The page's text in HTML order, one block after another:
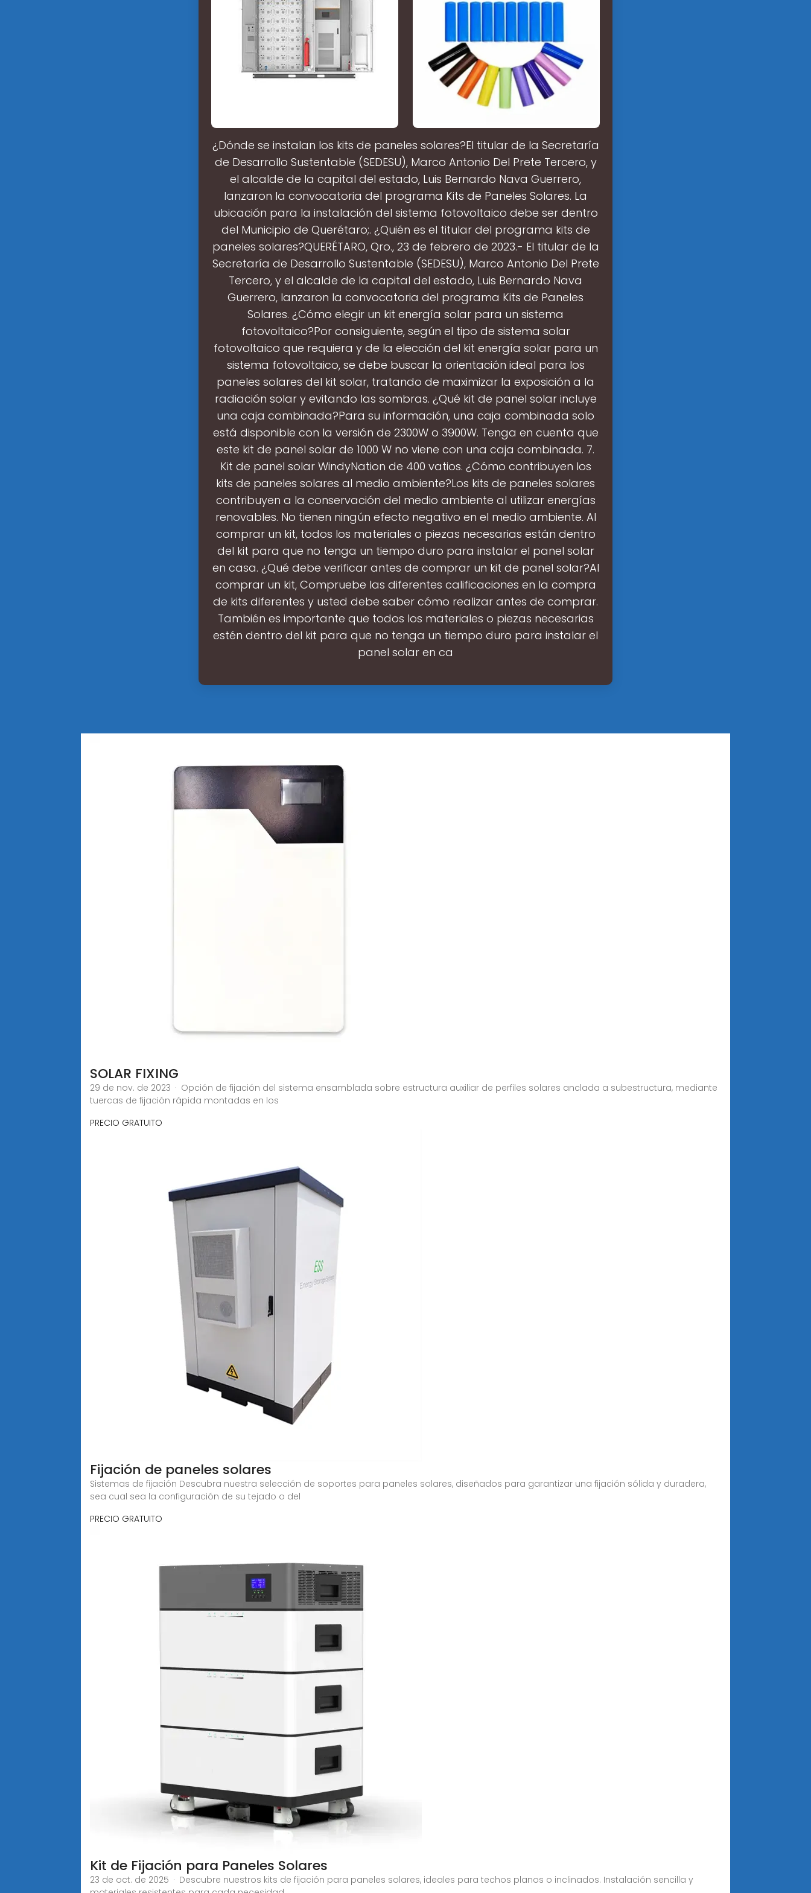
¿Dónde se instalan los kits de paneles solares?El titular de la Secretaría
de Desarrollo Sustentable (SEDESU), Marco Antonio Del Prete Tercero, y
el alcalde de la capital del estado, Luis Bernardo Nava Guerrero,
lanzaron la convocatoria del programa Kits de Paneles Solares. La
ubicación para la instalación del sistema fotovoltaico debe ser dentro
del Municipio de Querétaro;. ¿Quién es el titular del programa kits de
paneles solares?QUERÉTARO, Qro., 23 de febrero de 2023.- El titular de la
Secretaría de Desarrollo Sustentable (SEDESU), Marco Antonio Del Prete
Tercero, y el alcalde de la capital del estado, Luis Bernardo Nava
Guerrero, lanzaron la convocatoria del programa Kits de Paneles
Solares. ¿Cómo elegir un kit energía solar para un sistema
fotovoltaico?Por consiguiente, según el tipo de sistema solar
fotovoltaico que requiera y de la elección del kit energía solar para un
sistema fotovoltaico, se debe buscar la orientación ideal para los
paneles solares del kit solar, tratando de maximizar la exposición a la
radiación solar y evitando las sombras. ¿Qué kit de panel solar incluye
una caja combinada?Para su información, una caja combinada solo
está disponible con la versión de 2300W o 3900W. Tenga en cuenta que
este kit de panel solar de 1000 W no viene con una caja combinada. 7.
Kit de panel solar WindyNation de 400 vatios. ¿Cómo contribuyen los
kits de paneles solares al medio ambiente?Los kits de paneles solares
contribuyen a la conservación del medio ambiente al utilizar energías
renovables. No tienen ningún efecto negativo en el medio ambiente. Al
comprar un kit, todos los materiales o piezas necesarias están dentro
del kit para que no tenga un tiempo duro para instalar el panel solar
en casa. ¿Qué debe verificar antes de comprar un kit de panel solar?Al
comprar un kit, Compruebe las diferentes calificaciones en la compra
de kits diferentes y usted debe saber cómo realizar antes de comprar.
También es importante que todos los materiales o piezas necesarias
estén dentro del kit para que no tenga un tiempo duro para instalar el
panel solar en ca
SOLAR FIXING
29 de nov. de 2023 · Opción de fijación del sistema ensamblada sobre estructura auxiliar de perfiles solares anclada a subestructura, mediante
tuercas de fijación rápida montadas en los
PRECIO GRATUITO
Fijación de paneles solares
Sistemas de fijación Descubra nuestra selección de soportes para paneles solares, diseñados para garantizar una fijación sólida y duradera,
sea cual sea la configuración de su tejado o del
PRECIO GRATUITO
Kit de Fijación para Paneles Solares
23 de oct. de 2025 · Descubre nuestros kits de fijación para paneles solares, ideales para techos planos o inclinados. Instalación sencilla y